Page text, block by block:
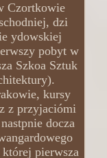
Czortkowie
dzi
ydowskiej
pobyt w
Szkoa Sztuk
kursy
z przyjaciómi
docza
pierwsza